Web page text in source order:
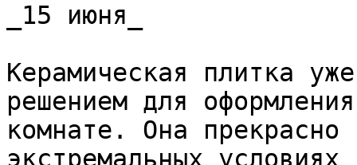
_15 июня_
Керамическая плитка
решением для
комнате. Она прекрасно
экстремальных